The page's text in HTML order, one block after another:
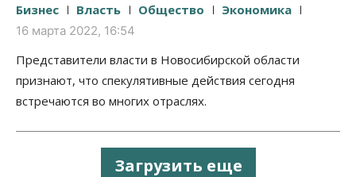
Бизнес Власть Общество Экономика
16 марта 2022, 16:54
Представители власти в Новосибирской области
признают, что спекулятивные действия сегодня
встречаются во многих отраслях.
Загрузить еще